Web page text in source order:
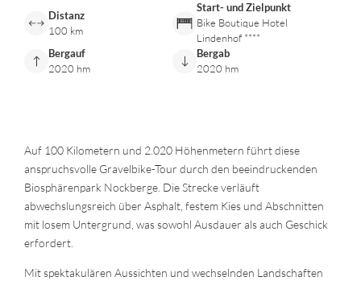
Distanz
100 km
Start- und Zielpunkt
Bike Boutique Hotel
Lindenhof ****
Bergauf
2020 hm
Bergab
2020 hm
Auf 100 Kilometern und 2.020 Höhenmetern führt diese
anspruchsvolle Gravelbike-Tour durch den beeindruckenden
Biosphärenpark Nockberge. Die Strecke verläuft
abwechslungsreich über Asphalt, festem Kies und Abschnitten
mit losem Untergrund, was sowohl Ausdauer als auch Geschick
erfordert.
Mit spektakulären Aussichten und wechselnden Landschaften